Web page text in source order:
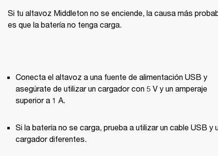
Si tu altavoz Middleton no se enciende, la causa más
es que la batería no tenga carga.
Conecta el altavoz a una fuente de alimentación USB y
asegúrate de utilizar un cargador con 5 V y un amperaje
superior a 1 A.
Si la batería no se carga, prueba a utilizar un cable USB y
cargador diferentes.